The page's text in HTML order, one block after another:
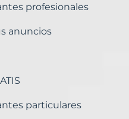
profesionales
anuncios
particulares